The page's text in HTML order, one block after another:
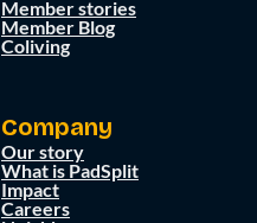
Member stories
Member Blog
Coliving
Company
Our story
What is PadSplit
Impact
Careers